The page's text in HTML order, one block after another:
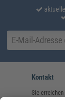
Kontakt
Sie erreichen